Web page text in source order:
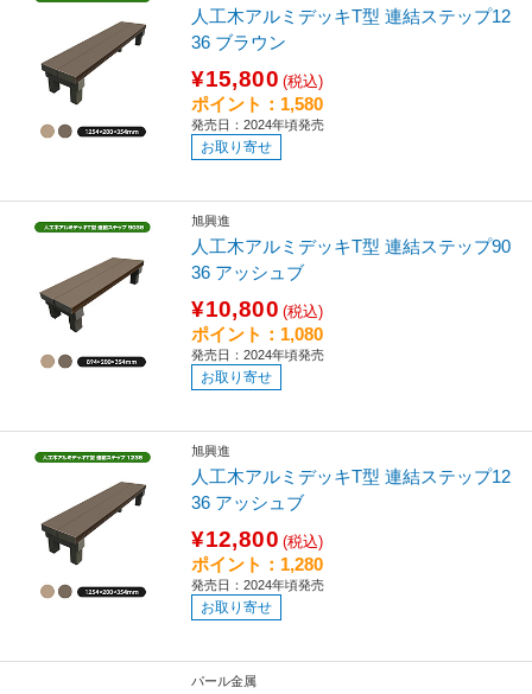
人工木アルミデッキT型 連結ステップ12
36 ブラウン
¥15,800 (税込)
ポイント：1,580
発売日：2024年頃発売
お取り寄せ
旭興進
人工木アルミデッキT型 連結ステップ90
36 アッシュブ
¥10,800 (税込)
ポイント：1,080
発売日：2024年頃発売
お取り寄せ
旭興進
人工木アルミデッキT型 連結ステップ12
36 アッシュブ
¥12,800 (税込)
ポイント：1,280
発売日：2024年頃発売
お取り寄せ
パール金属